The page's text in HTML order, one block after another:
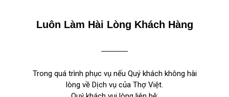
Luôn Làm Hài Lòng Khách Hàng
Trong quá trình phục vụ nếu Quý khách không hài
lòng về Dịch vụ của Thợ Việt.